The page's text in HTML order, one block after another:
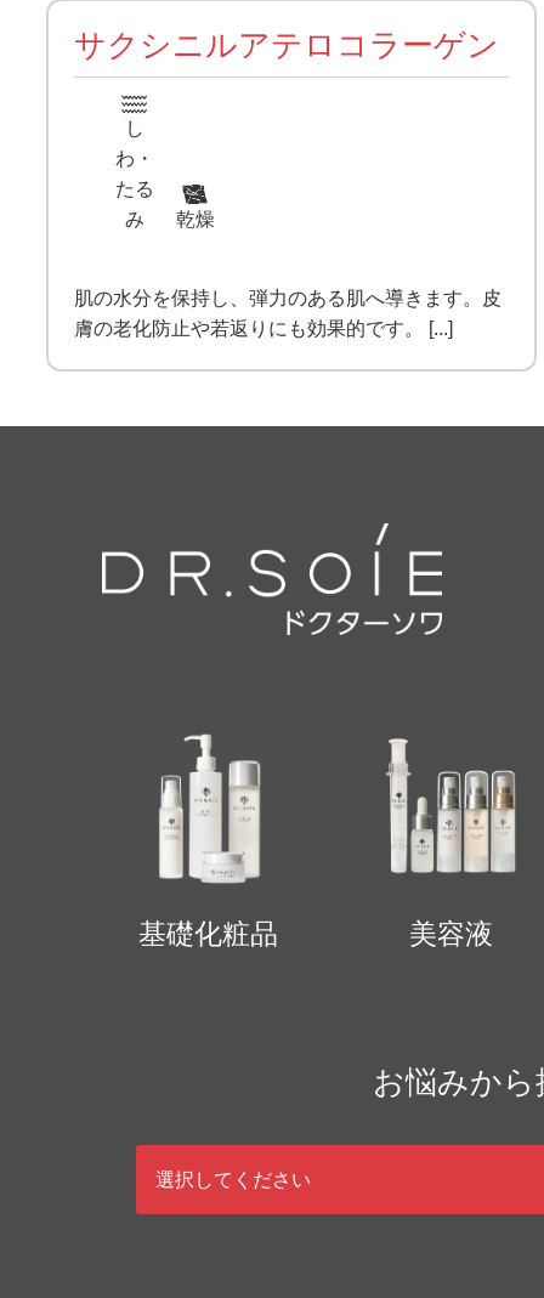
サクシニルアテロコラーゲン
し
わ・
たる
み
乾燥
肌の水分を保持し、弾力のある肌へ導きます。皮
膚の老化防止や若返りにも効果的です。 [...]
基礎化粧品 美容液
お悩みから
選択してください